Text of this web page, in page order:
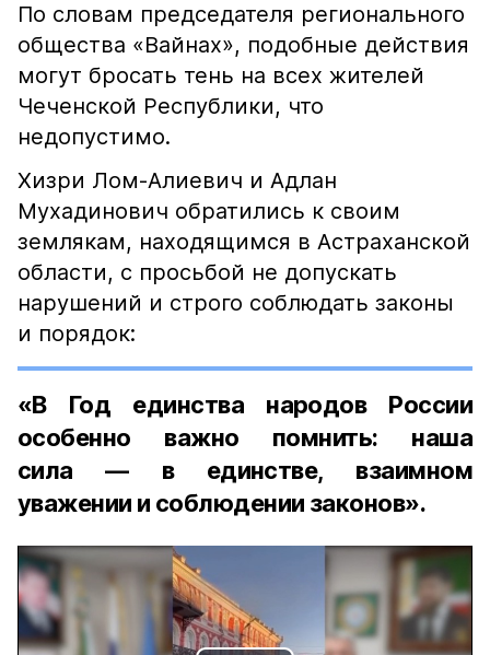
По словам председателя регионального
общества «Вайнах», подобные действия
могут бросать тень на всех жителей
Чеченской Республики, что
недопустимо.
Хизри Лом-Алиевич и Адлан
Мухадинович обратились к своим
землякам, находящимся в Астраханской
области, с просьбой не допускать
нарушений и строго соблюдать законы
и порядок:
«В Год единства народов России
особенно важно помнить: наша
сила — в единстве, взаимном
уважении и соблюдении законов».